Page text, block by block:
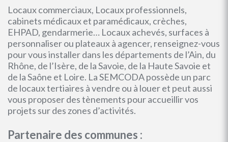
Locaux commerciaux, Locaux professionnels,
cabinets médicaux et paramédicaux, crèches,
EHPAD, gendarmerie… Locaux achevés, surfaces à
personnaliser ou plateaux à agencer, renseignez-vous
pour vous installer dans les départements de l’Ain, du
Rhône, de l’Isère, de la Savoie, de la Haute Savoie et
de la Saône et Loire. La SEMCODA possède un parc
de locaux tertiaires à vendre ou à louer et peut aussi
vous proposer des tènements pour accueillir vos
projets sur des zones d’activités.
Partenaire des communes :